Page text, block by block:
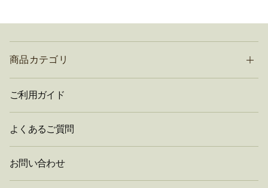
商品カテゴリ
ご利用ガイド
よくあるご質問
お問い合わせ